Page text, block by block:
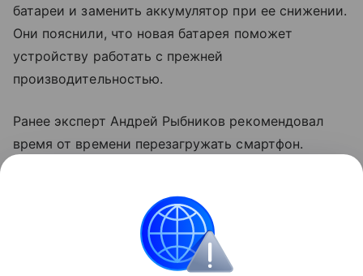
батареи и заменить аккумулятор при ее снижении.
Они пояснили, что новая батарея поможет
устройству работать с прежней
производительностью.
Ранее эксперт Андрей Рыбников рекомендовал
время от времени перезагружать смартфон.